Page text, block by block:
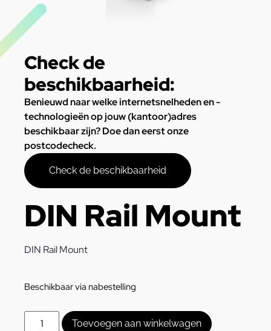
Check de
beschikbaarheid:
Benieuwd naar welke internetsnelheden en -
technologieën op jouw (kantoor)adres
beschikbaar zijn? Doe dan eerst onze
postcodecheck.
Check de beschikbaarheid
DIN Rail Mount
DIN Rail Mount
Beschikbaar via nabestelling
Toevoegen aan winkelwagen